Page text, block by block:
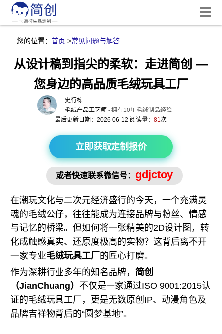
您的位置：首页 >常见问题与解答
从设计稿到指尖的柔软：走进简创 —
您身边的高品质毛绒玩具工厂
史行栋
毛绒产品工艺师 - 拥有10年毛绒制品经验
最后更新日期：2026-06-12 阅读量：81次
立即获取定制报价
或者快速联系微信号： gdjctoy
在潮玩文化与二次元经济盛行的今天，一个充满灵
魂的毛绒公仔，往往能成为连接品牌与粉丝、情感
与记忆的桥梁。但如何将一张精美的2D设计图，转
化成触感真实、还原度极高的实物？这背后离不开
一家专业毛绒玩具工厂 的匠心打磨。
作为深耕行业多年的知名品牌，简创
（JianChuang） 不仅是一家通过ISO 9001:2015认
证的毛绒玩具工厂
，更是无数原创IP、动漫角色及
品牌吉祥物背后的“圆梦基地”。